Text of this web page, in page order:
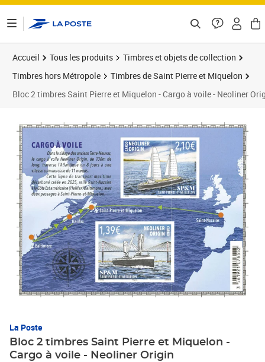
Accueil Tous les produits
Timbres et objets de collection
Timbres hors Métropole
Timbres de Saint Pierre et Miquelon
Bloc 2 timbres Saint Pierre et Miquelon - Cargo à voile - Neoliner
La Poste
Bloc 2 timbres Saint Pierre et Miquelon -
Cargo à voile - Neoliner Origin